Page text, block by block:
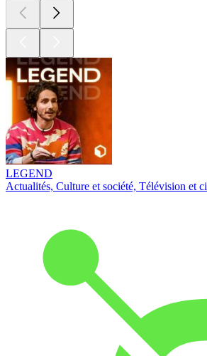
LEGEND
Actualités, Culture et société, Télévision et